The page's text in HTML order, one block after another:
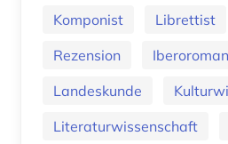
Komponist
Librettist
Rezension
Landeskunde
Literaturwissenschaft